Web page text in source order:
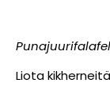
Liota